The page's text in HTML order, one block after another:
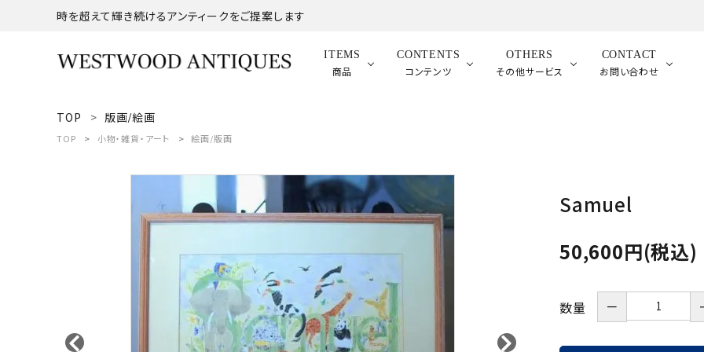
時を超えて輝き続けるアンティークをご提案します
ITEMS
商品
CONTENTS
コンテンツ
OTHERS
その他サービス
CONTACT
お問い合わせ
person
TOP 版画/絵画
TOP 小物・雑貨・アート 絵画/版画
Samuel
50,600円(税込)
数量 －